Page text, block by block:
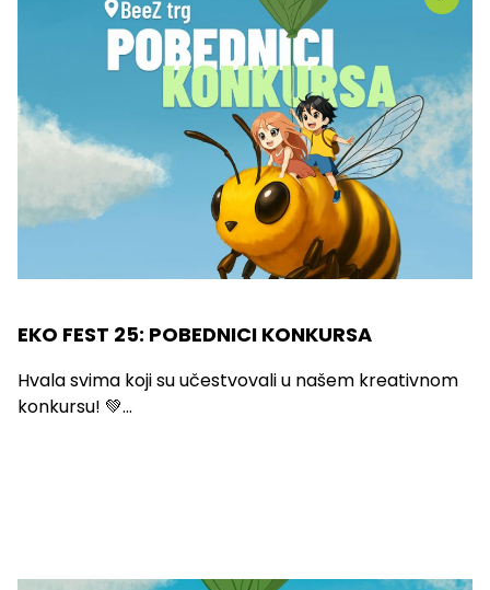
EKO FEST 25: POBEDNICI KONKURSA
Hvala svima koji su učestvovali u našem kreativnom
konkursu! 💚...